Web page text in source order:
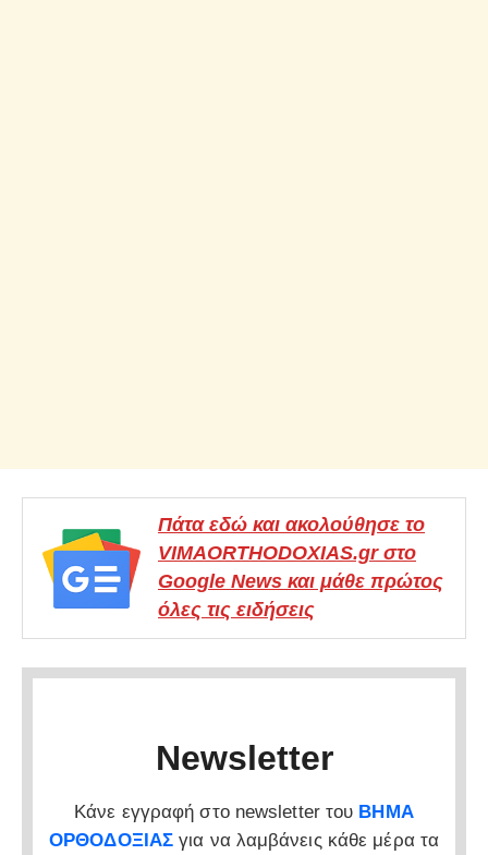
Πάτα εδώ και ακολούθησε το
VIMAORTHODOXIAS.gr στο
Google News και μάθε πρώτος
όλες τις ειδήσεις
Newsletter
Κάνε εγγραφή στο newsletter του ΒΗΜΑ
ΟΡΘΟΔΟΞΙΑΣ για να λαμβάνεις κάθε μέρα τα